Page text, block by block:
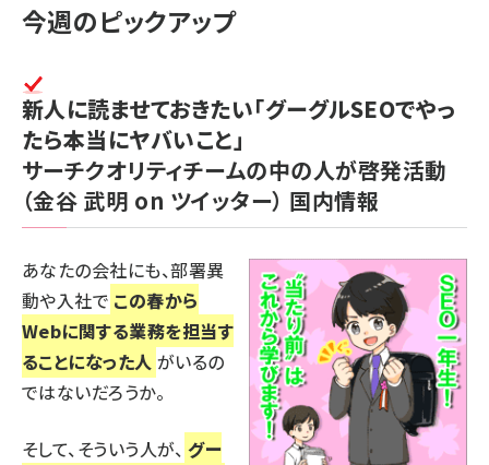
今週のピックアップ
新人に読ませておきたい「グーグルSEOでやっ
たら本当にヤバいこと」
サーチクオリティチームの中の人が啓発活動
（金谷 武明 on ツイッター） 国内情報
あなたの会社にも、部署異
動や入社で この春から
Webに関する業務を担当す
ることになった人 がいるの
ではないだろうか。
そして、そういう人が、 グー